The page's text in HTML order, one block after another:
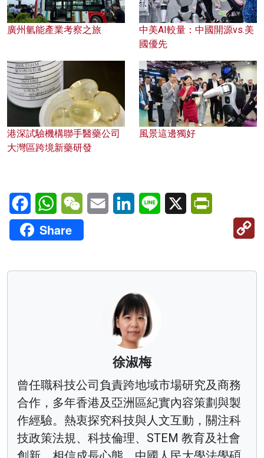
廣州氫能產業考察之旅
中美AI較量：中國開源vs.美
國優先
港深試驗機構聯手醫藥公司
大灣區跨境新藥研發
風景這邊獨好
FacebookWhatsAppWeChatEmail LinkedInLine X
Share
徐淑梅
曾任職科技公司負責跨地域市場研究及商務
合作，多年香港及亞洲區紀實內容策劃與製
作經驗。熱衷探究科技與人文互動，關注科
技政策法規、科技倫理、STEM 教育及社會